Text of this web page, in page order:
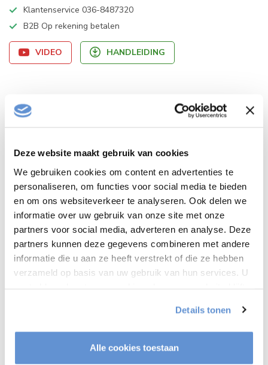
Deze website maakt gebruik van cookies
We gebruiken cookies om content en advertenties te
personaliseren, om functies voor social media te bieden
en om ons websiteverkeer te analyseren. Ook delen we
informatie over uw gebruik van onze site met onze
partners voor social media, adverteren en analyse. Deze
partners kunnen deze gegevens combineren met andere
informatie die u aan ze heeft verstrekt of die ze hebben
verzameld op basis van uw gebruik van hun services. U
Details tonen
Alle cookies toestaan
Klantenservice 036-8487320
B2B Op rekening betalen
VIDEO HANDLEIDING
Gerelateerde producten
Neomounts AV2-500BL
Universele Videobar kit
Op voorraad
€99,00
Heeft u een vraag over dit product?
Of heeft u hulp nodig bij het bestellen? Neem contact op
Recent bekeken